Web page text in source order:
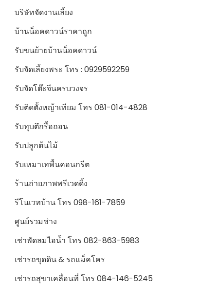
บริษัทจัดงานเลี้ยง
บ้านน็อคดาวน์ราคาถูก
รับขนย้ายบ้านน็อคดาวน์
รับจัดเลี้ยงพระ โทร : 0929592259
รับจัดโต๊ะจีนครบวงจร
รับติดตั้งหญ้าเทียม โทร 081-014-4828
รับทุบตึกรื้อถอน
รับปลูกต้นไม้
รับเหมาเทพื้นคอนกรีต
ร้านถ่ายภาพพรีเวดดิ้ง
รีโนเวทบ้าน โทร 098-161-7859
ศูนย์รวมช่าง
เช่าพัดลมไอน้ำ โทร 082-863-5983
เช่ารถขุดดิน & รถแม็คโคร
เช่ารถสุขาเคลื่อนที่ โทร 084-146-5245